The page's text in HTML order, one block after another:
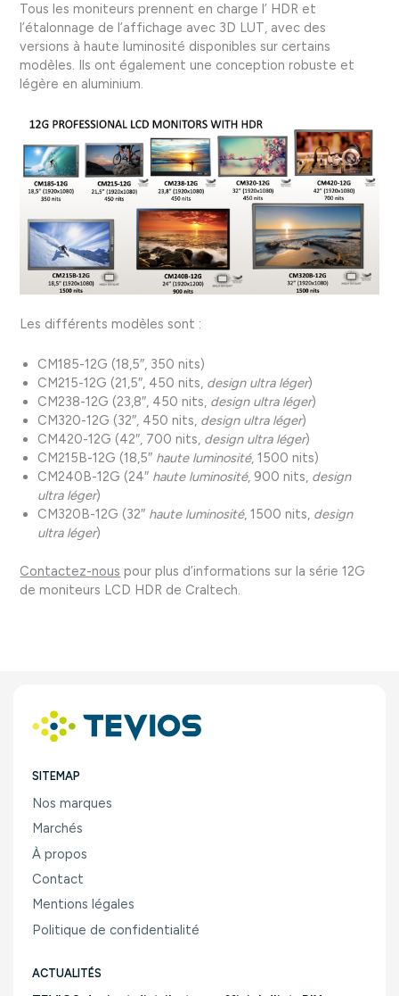
Tous les moniteurs prennent en charge l’ HDR et
l’étalonnage de l’affichage avec 3D LUT, avec des
versions à haute luminosité disponibles sur certains
modèles. Ils ont également une conception robuste et
légère en aluminium.
Les différents modèles sont :
CM185-12G (18,5″, 350 nits)
CM215-12G (21,5″, 450 nits, design ultra léger)
CM238-12G (23,8″, 450 nits, design ultra léger)
CM320-12G (32″, 450 nits, design ultra léger)
CM420-12G (42″, 700 nits, design ultra léger)
CM215B-12G (18,5″ haute luminosité, 1500 nits)
CM240B-12G (24″ haute luminosité, 900 nits, design
ultra léger)
CM320B-12G (32″ haute luminosité, 1500 nits, design
ultra léger)
Contactez-nous pour plus d’informations sur la série 12G
de moniteurs LCD HDR de Craltech.
SITEMAP
Nos marques
Marchés
À propos
Contact
Mentions légales
Politique de confidentialité
ACTUALITÉS